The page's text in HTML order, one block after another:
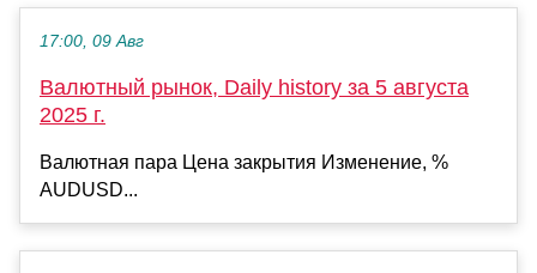
17:00, 09 Авг
Валютный рынок, Daily history за 5 августа
2025 г.
Валютная пара Цена закрытия Изменение, %
AUDUSD...